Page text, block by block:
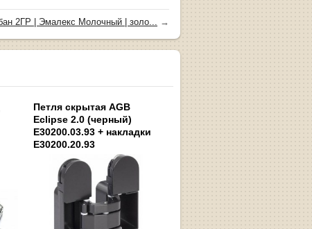
2ГР | Эмалекс Молочный | золо... →
Петля скрытая AGB
Eclipse 2.0 (черный)
E30200.03.93 + накладки
E30200.20.93